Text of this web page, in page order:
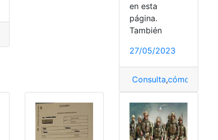
Obtener,
en esta
página.
También
27/05/2023
Consulta,cómo obtener